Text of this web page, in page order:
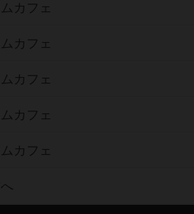
カフェ
カフェ
カフェ
カフェ
カフェ